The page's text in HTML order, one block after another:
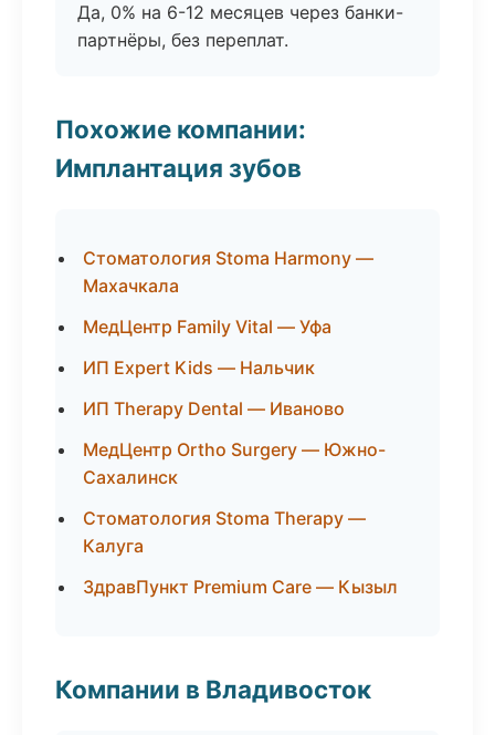
Да, 0% на 6-12 месяцев через банки-
партнёры, без переплат.
Похожие компании:
Имплантация зубов
Стоматология Stoma Harmony —
Махачкала
МедЦентр Family Vital — Уфа
ИП Expert Kids — Нальчик
ИП Therapy Dental — Иваново
МедЦентр Ortho Surgery — Южно-
Сахалинск
Стоматология Stoma Therapy —
Калуга
ЗдравПункт Premium Care — Кызыл
Компании в Владивосток